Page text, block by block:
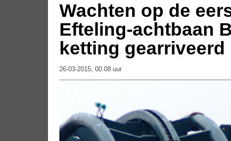
Wachten op de
Efteling-achtbaan
ketting gearriveerd
26-03-2015, 00.08 uur